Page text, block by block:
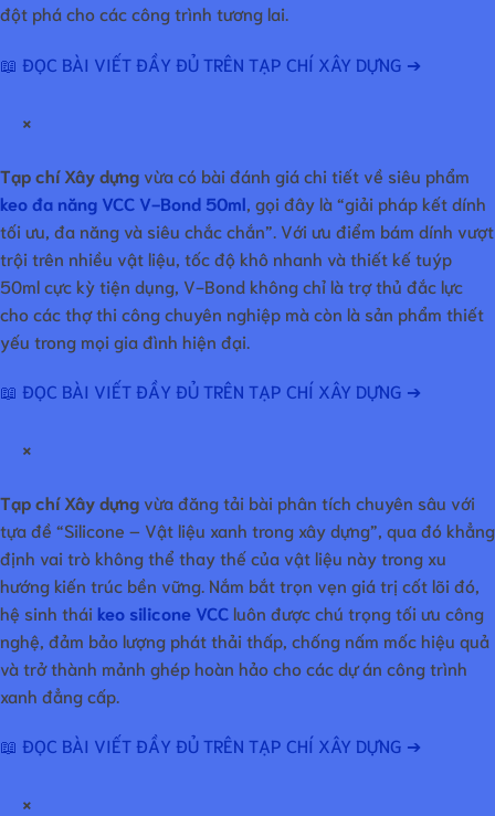
đột phá cho các công trình tương lai.
📖 ĐỌC BÀI VIẾT ĐẦY ĐỦ TRÊN TẠP CHÍ XÂY DỰNG ➔
×
Tạp chí Xây dựngvừa có bài đánh giá chi tiết về siêu phẩm
keo đa năng VCC V-Bond 50ml , gọi đây là “giải pháp kết dính
tối ưu, đa năng và siêu chắc chắn”. Với ưu điểm bám dính vượt
trội trên nhiều vật liệu, tốc độ khô nhanh và thiết kế tuýp
50ml cực kỳ tiện dụng, V-Bond không chỉ là trợ thủ đắc lực
cho các thợ thi công chuyên nghiệp mà còn là sản phẩm thiết
yếu trong mọi gia đình hiện đại.
📖 ĐỌC BÀI VIẾT ĐẦY ĐỦ TRÊN TẠP CHÍ XÂY DỰNG ➔
×
Tạp chí Xây dựngvừa đăng tải bài phân tích chuyên sâu với
tựa đề “Silicone – Vật liệu xanh trong xây dựng”, qua đó khẳng
định vai trò không thể thay thế của vật liệu này trong xu
hướng kiến trúc bền vững. Nắm bắt trọn vẹn giá trị cốt lõi đó,
hệ sinh thái keo silicone VCC luôn được chú trọng tối ưu công
nghệ, đảm bảo lượng phát thải thấp, chống nấm mốc hiệu quả
và trở thành mảnh ghép hoàn hảo cho các dự án công trình
xanh đẳng cấp.
📖 ĐỌC BÀI VIẾT ĐẦY ĐỦ TRÊN TẠP CHÍ XÂY DỰNG ➔
×